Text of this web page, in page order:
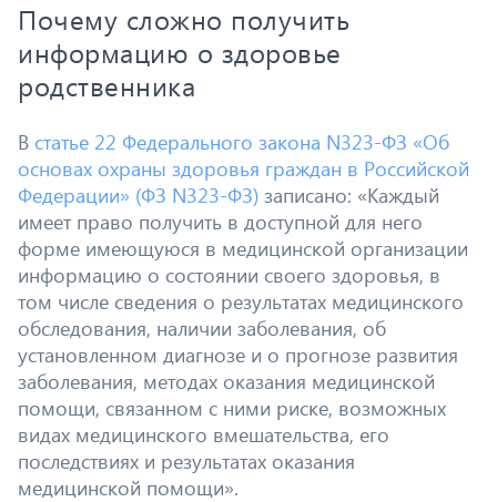
Почему сложно получить
информацию о здоровье
родственника
В статье 22 Федерального закона N323-ФЗ «Об
основах охраны здоровья граждан в Российской
Федерации» (ФЗ N323-ФЗ) записано: «Каждый
имеет право получить в доступной для него
форме имеющуюся в медицинской организации
информацию о состоянии своего здоровья, в
том числе сведения о результатах медицинского
обследования, наличии заболевания, об
установленном диагнозе и о прогнозе развития
заболевания, методах оказания медицинской
помощи, связанном с ними риске, возможных
видах медицинского вмешательства, его
последствиях и результатах оказания
медицинской помощи».